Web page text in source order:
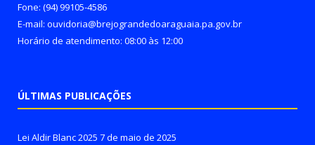
Fone: (94) 99105-4586
E-mail: ouvidoria@brejograndedoaraguaia.pa.gov.br
Horário de atendimento: 08:00 às 12:00
ÚLTIMAS PUBLICAÇÕES
Lei Aldir Blanc 2025 7 de maio de 2025